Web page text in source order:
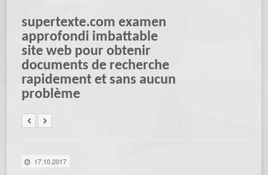
supertexte.com examen
approfondi imbattable
site web pour obtenir
documents de recherche
rapidement et sans aucun
problème
17.10.2017